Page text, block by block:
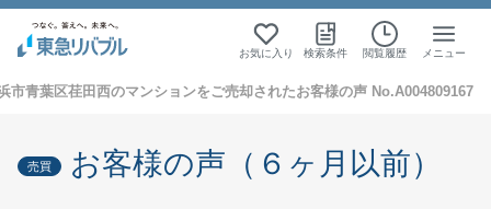
お気に入り 検索条件 閲覧履歴 メニュー
市青葉区荏田西のマンションをご売却されたお客様の声 No.A004809167
売買 お客様の声（６ヶ月以前）